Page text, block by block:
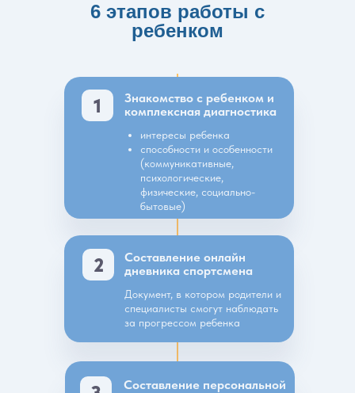
6 этапов работы с
ребенком
Знакомство с ребенком и
комплексная диагностика
интересы ребенка
способности и особенности
(коммуникативные,
психологические,
физические, социально-
бытовые)
Составление онлайн
дневника спортсмена
Документ, в котором родители и
специалисты смогут наблюдать
за прогрессом ребенка
Составление персональной
1
2